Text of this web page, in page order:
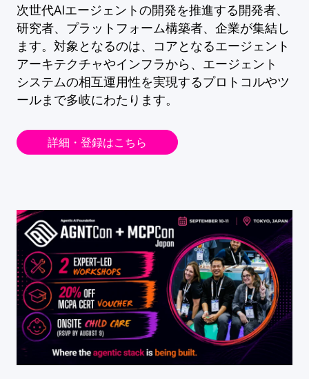
次世代AIエージェントの開発を推進する開発者、
研究者、プラットフォーム構築者、企業が集結し
ます。対象となるのは、コアとなるエージェント
アーキテクチャやインフラから、エージェント
システムの相互運用性を実現するプロトコルやツ
ールまで多岐にわたります。
詳細・登録はこちら